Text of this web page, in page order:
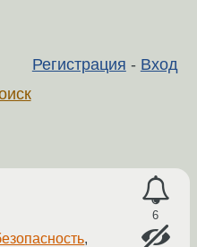
Регистрация - Вход
6
,